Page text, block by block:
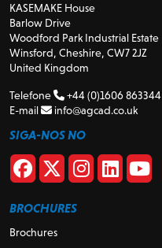
KASEMAKE House
Barlow Drive
Woodford Park Industrial Estate
Winsford, Cheshire, CW7 2JZ
United Kingdom
Telefone
+44 (0)1606 863344
E-mail
info@agcad.co.uk
SIGA-NOS NO
BROCHURES
Brochures